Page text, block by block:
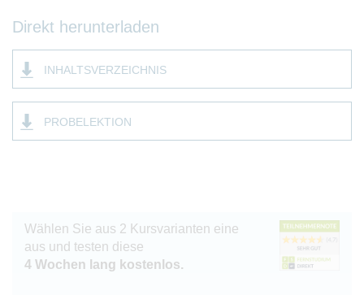
Direkt herunterladen
INHALTSVERZEICHNIS
PROBELEKTION
Wählen Sie aus 2 Kursvarianten eine
aus und testen diese
4 Wochen lang kostenlos.